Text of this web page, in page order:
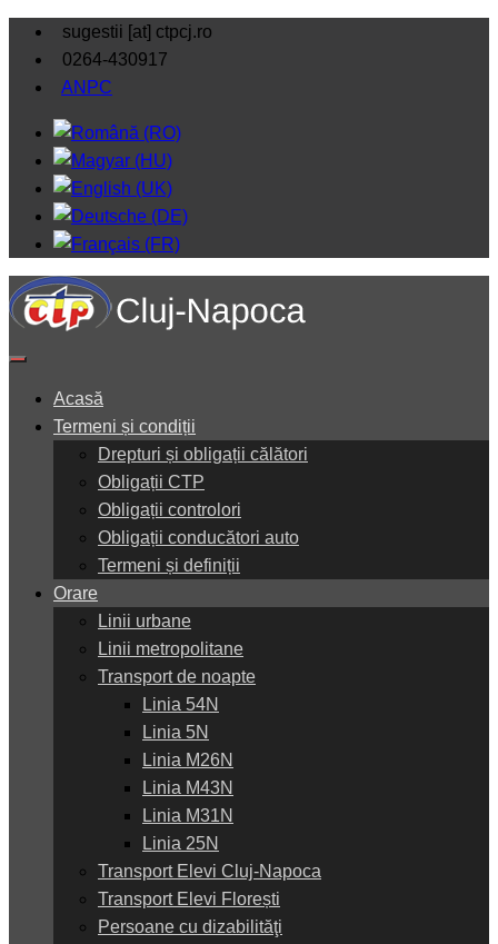
sugestii [at] ctpcj.ro
0264-430917
ANPC
Acasă
Termeni și condiții
Drepturi și obligații călători
Obligații CTP
Obligații controlori
Obligații conducători auto
Termeni și definiții
Orare
Linii urbane
Linii metropolitane
Transport de noapte
Linia 54N
Linia 5N
Linia M26N
Linia M43N
Linia M31N
Linia 25N
Transport Elevi Cluj-Napoca
Transport Elevi Florești
Persoane cu dizabilităţi